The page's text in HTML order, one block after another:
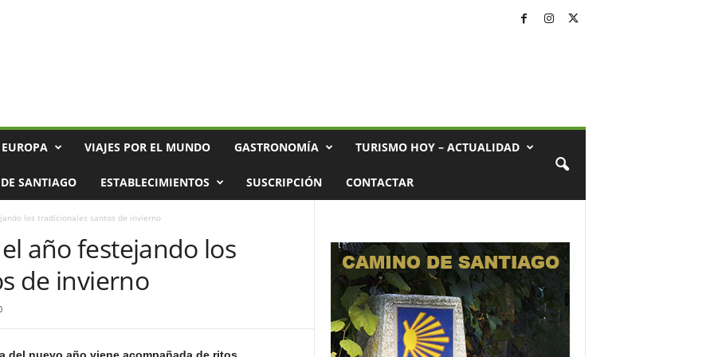
VIAJES POR EL MUNDO GASTRONOMÍA TURISMO HOY – ACTUALIDAD
SANTIAGO ESTABLECIMIENTOS SUSCRIPCIÓN CONTACTAR
los tradicionales santos de invierno
año festejando los
de invierno